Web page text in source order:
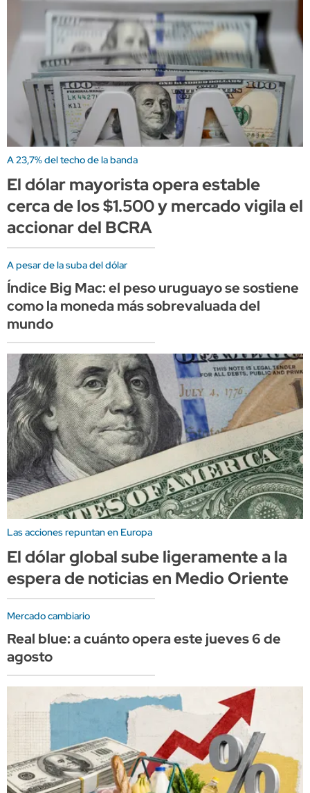
A 23,7% del techo de la banda
El dólar mayorista opera estable
cerca de los $1.500 y mercado vigila el
accionar del BCRA
A pesar de la suba del dólar
Índice Big Mac: el peso uruguayo se sostiene
como la moneda más sobrevaluada del
mundo
Las acciones repuntan en Europa
El dólar global sube ligeramente a la
espera de noticias en Medio Oriente
Mercado cambiario
Real blue: a cuánto opera este jueves 6 de
agosto